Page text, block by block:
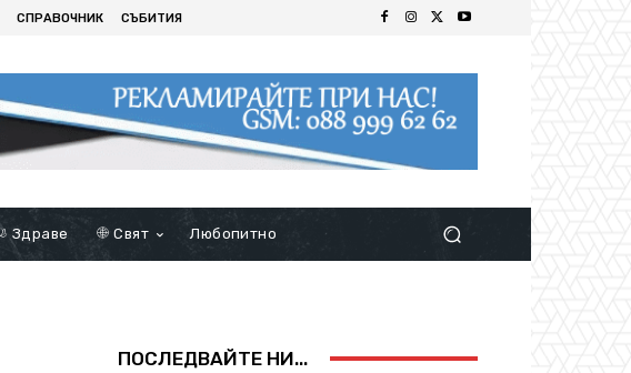
СПРАВОЧНИК СЪБИТИЯ
Здраве Свят Любопитно
ПОСЛЕДВАЙТЕ НИ...